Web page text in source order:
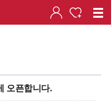
오픈합니다.